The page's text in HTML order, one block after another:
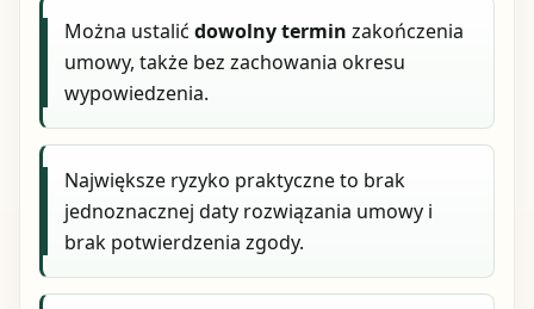
Można ustalićdowolny termin zakończenia
umowy, także bez zachowania okresu
wypowiedzenia.
Największe ryzyko praktyczne to brak
jednoznacznej daty rozwiązania umowy i
brak potwierdzenia zgody.